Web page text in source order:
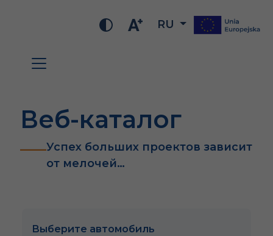
RU
Веб-каталог
Успех больших проектов зависит
от мелочей…
Выберите автомобиль